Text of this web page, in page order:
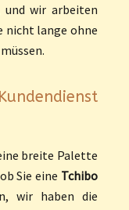
und wir arbeiten
nicht lange ohne
breite Palette
Sie eine Tchibo
wir haben die